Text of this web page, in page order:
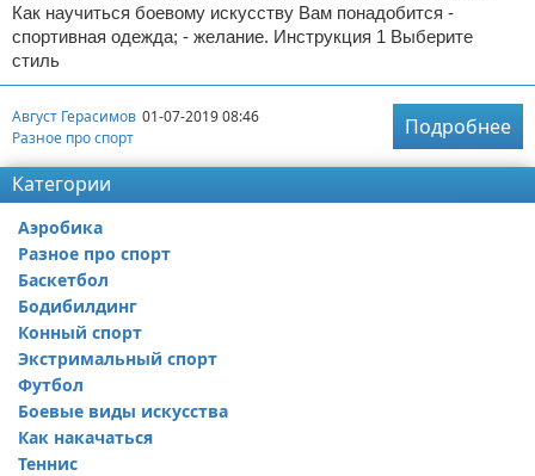
Как научиться боевому искусству Вам понадобится -
спортивная одежда; - желание. Инструкция 1 Выберите
стиль
Август Герасимов 01-07-2019 08:46
Разное про спорт
Подробнее
Категории
Аэробика
Разное про спорт
Баскетбол
Бодибилдинг
Конный спорт
Экстримальный спорт
Футбол
Боевые виды искусства
Как накачаться
Теннис